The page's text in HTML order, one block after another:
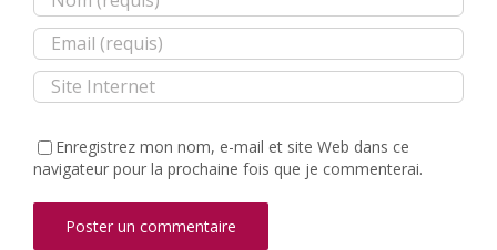
Enregistrez mon nom, e-mail et site Web dans ce
navigateur pour la prochaine fois que je commenterai.